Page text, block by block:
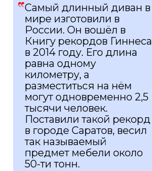
Самый длинный диван в
мире изготовили в
России. Он вошёл в
Книгу рекордов Гиннеса
в 2014 году. Его длина
равна одному
километру, а
разместиться на нём
могут одновременно 2,5
тысячи человек.
Поставили такой рекорд
в городе Саратов, весил
так называемый
предмет мебели около
50-ти тонн.